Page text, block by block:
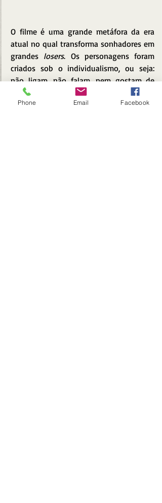
O filme é uma grande metáfora da era
atual no qual transforma sonhadores em
grandes losers. Os personagens foram
criados sob o individualismo, ou seja:
não ligam, não falam, nem gostam de
ouvir o outro, tampouco estar em
público. Há falta de limites, regras,
Phone Email Facebook